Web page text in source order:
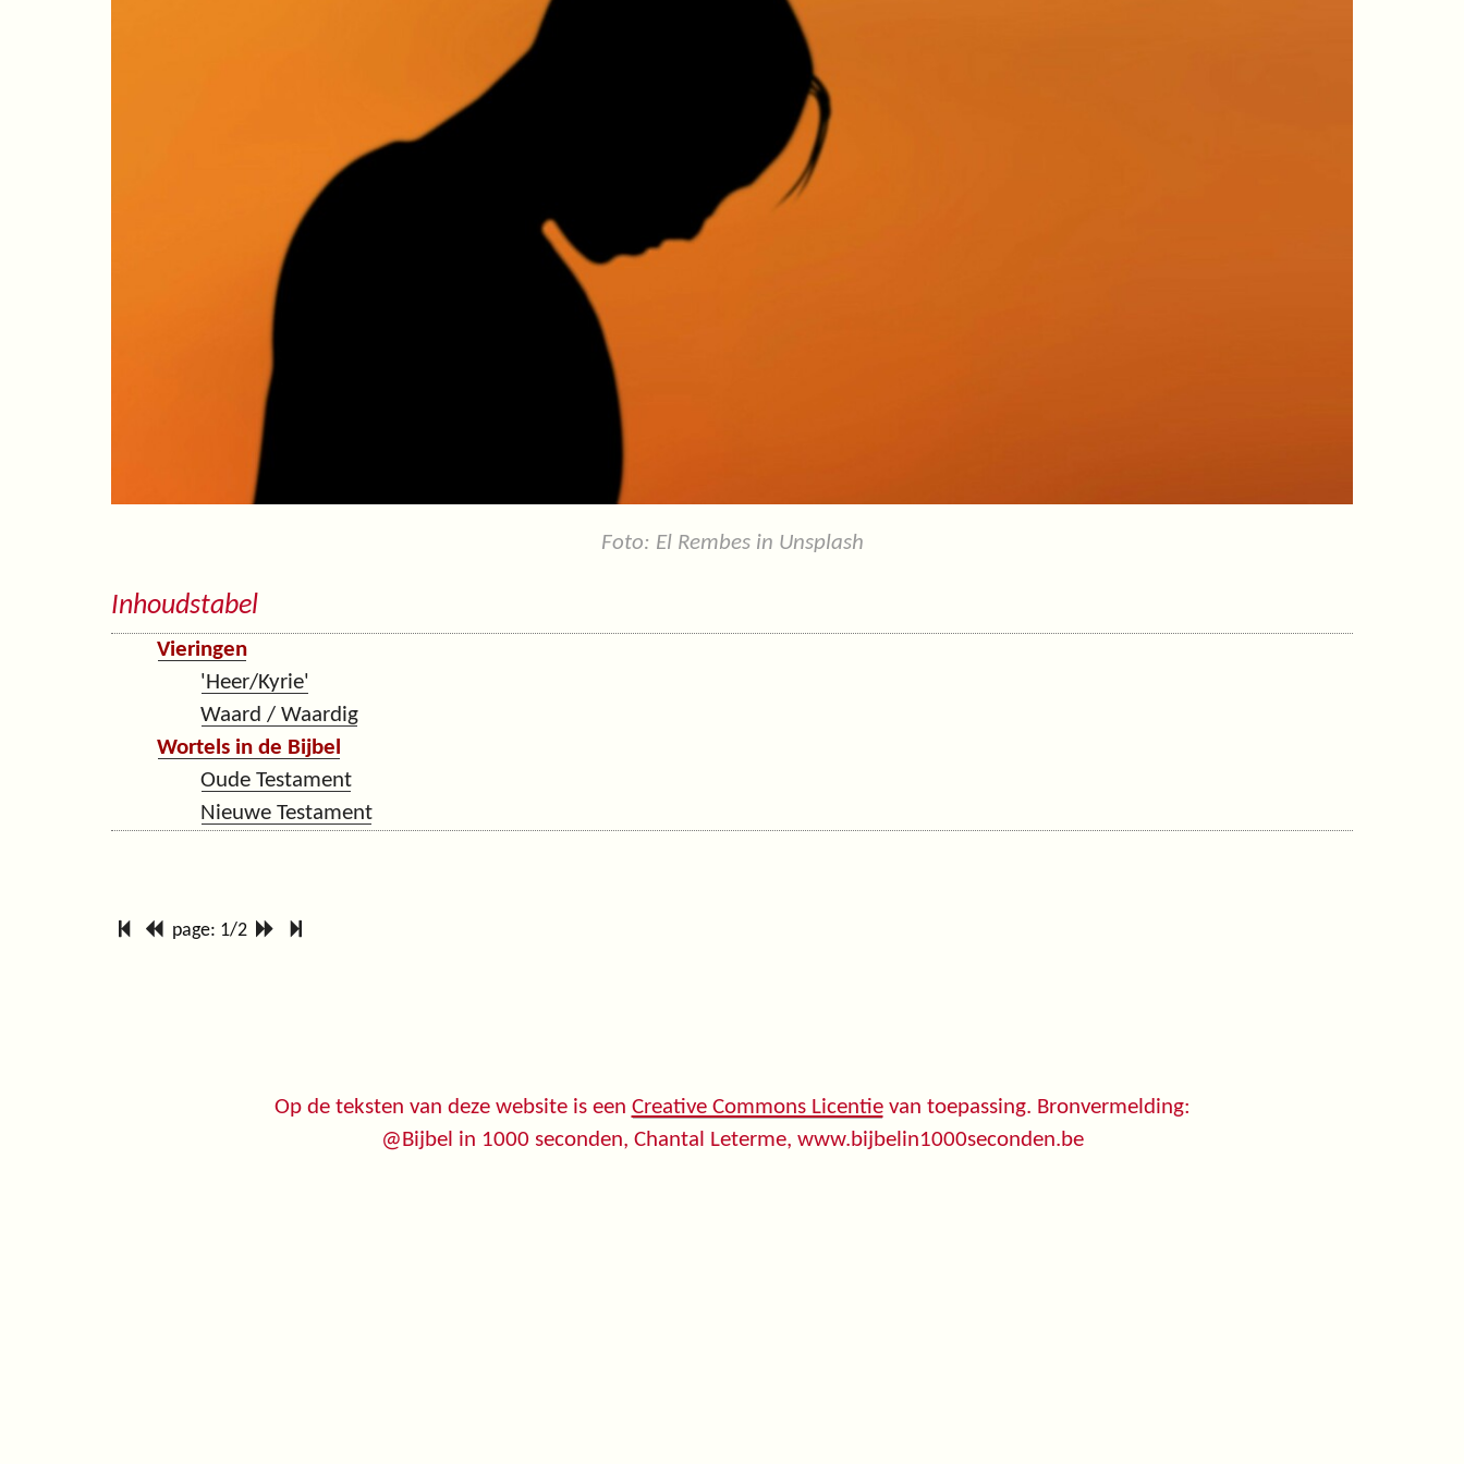
Foto: El Rembes in Unsplash
Inhoudstabel
Vieringen
'Heer/Kyrie'
Waard / Waardig
Wortels in de Bijbel
Oude Testament
Nieuwe Testament
page: 1/2
Op de teksten van deze website is een Creative Commons Licentievan toepassing. Bronvermelding:
@Bijbel in 1000 seconden, Chantal Leterme, www.bijbelin1000seconden.be